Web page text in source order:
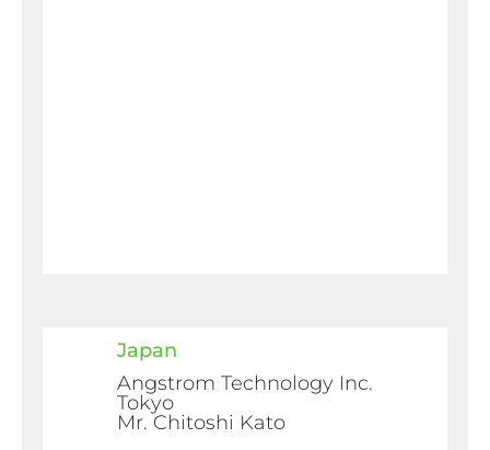
Japan
Angstrom Technology Inc.
Tokyo
Mr. Chitoshi Kato